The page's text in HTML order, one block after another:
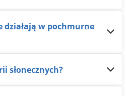
słonecznych?